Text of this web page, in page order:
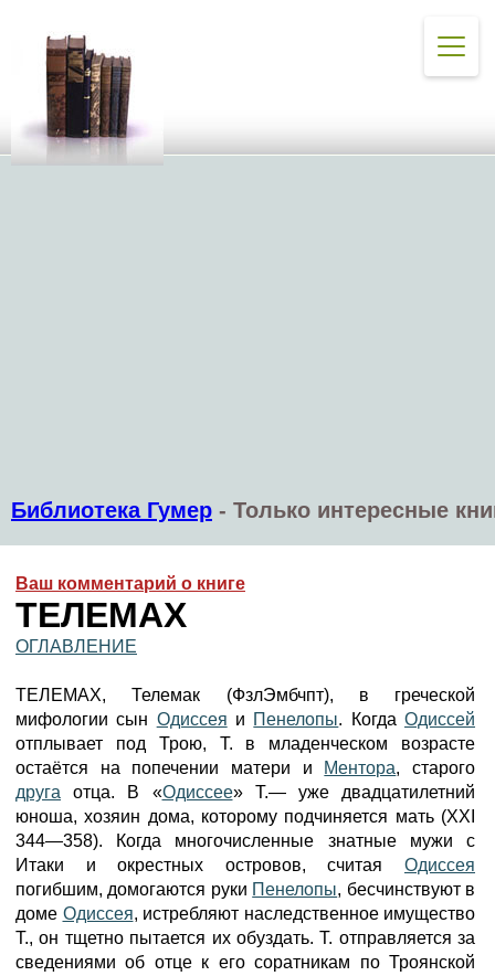
Библиотека Гумер - Только интересные
Ваш комментарий о книге
ТЕЛЕМАХ
ОГЛАВЛЕНИЕ
ТЕЛЕМАХ, Телемак (ФзлЭмбчпт), в греческой
мифологии сын Одиссея и Пенелопы. КогдаОдиссей
отплывает под Трою, Т. в младенческом возрасте
остаётся на попечении матери и Ментора, старого
друга отца. В «Одиссее» Т.— уже двадцатилетний
юноша, хозяин дома, которому подчиняется мать (XXI
344—358). Когда многочисленные знатные мужи с
Итаки и окрестных островов, считая Одиссея
погибшим, домогаются руки Пенелопы, бесчинствуют в
доме Одиссея, истребляют наследственное имущество
Т., он тщетно пытается их обуздать. Т. отправляется за
сведениями об отце к его соратникам по Троянской